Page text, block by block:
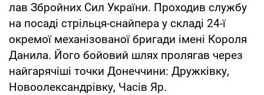
лав Збройних Сил України. Проходив службу
на посаді стрільця-снайпера у складі 24-ї
окремої механізованої бригади імені Короля
Данила. Його бойовий шлях пролягав через
найгарячіші точки Донеччини: Дружківку,
Новоолександрівку, Часів Яр.